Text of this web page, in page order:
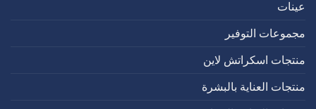
عينات
مجموعات التوفير
منتجات اسكراتش لاين
منتجات العناية بالبشرة